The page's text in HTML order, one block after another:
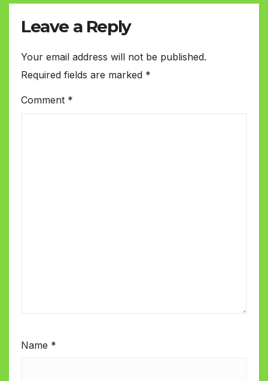
Leave a Reply
Your email address will not be published.
Required fields are marked *
Comment *
Name *